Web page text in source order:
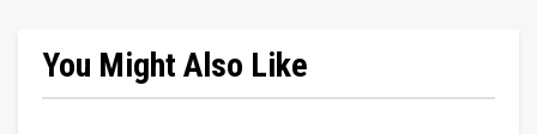
You Might Also Like